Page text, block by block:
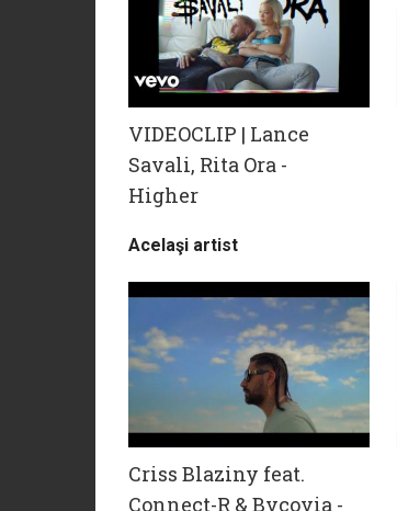
VIDEOCLIP | Lance
Savali, Rita Ora -
Higher
Acelaşi artist
Criss Blaziny feat.
Connect-R & Bvcovia -